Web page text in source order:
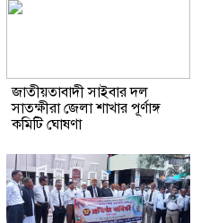
জাতীয়তাবাদী সাইবার দল
সাতক্ষীরা জেলা শাখার পূর্ণাঙ্গ
কমিটি ঘোষণা